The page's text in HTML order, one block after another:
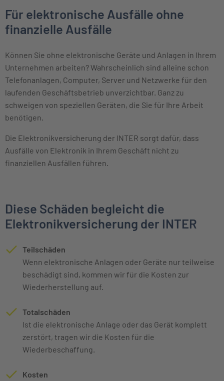
Für elektronische Ausfälle ohne
finanzielle Ausfälle
Können Sie ohne elektronische Geräte und Anlagen in Ihrem
Unternehmen arbeiten? Wahrscheinlich sind alleine schon
Telefonanlagen, Computer, Server und Netzwerke für den
laufenden Geschäftsbetrieb unverzichtbar. Ganz zu
schweigen von speziellen Geräten, die Sie für Ihre Arbeit
benötigen.
Die Elektronikversicherung der INTER sorgt dafür, dass
Ausfälle von Elektronik in Ihrem Geschäft nicht zu
finanziellen Ausfällen führen.
Diese Schäden begleicht die
Elektronikversicherung der INTER
Teilschäden
Wenn elektronische Anlagen oder Geräte nur teilweise
beschädigt sind, kommen wir für die Kosten zur
Wiederherstellung auf.
Totalschäden
Ist die elektronische Anlage oder das Gerät komplett
zerstört, tragen wir die Kosten für die
Wiederbeschaffung.
Kosten